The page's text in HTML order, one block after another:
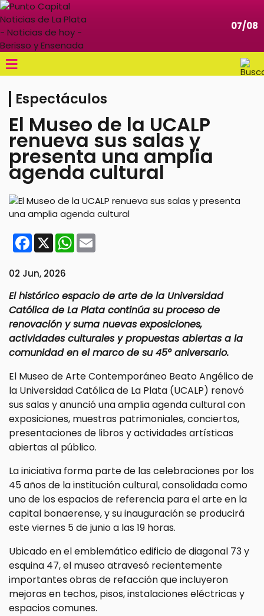
07/08
≡
Espectáculos
El Museo de la UCALP
renueva sus salas y
presenta una amplia
agenda cultural
Facebook
X WhatsApp
Email
02 Jun, 2026
El histórico espacio de arte de la Universidad
Católica de La Plata continúa su proceso de
renovación y suma nuevas exposiciones,
actividades culturales y propuestas abiertas a la
comunidad en el marco de su 45° aniversario.
El Museo de Arte Contemporáneo Beato Angélico de
la Universidad Católica de La Plata (UCALP) renovó
sus salas y anunció una amplia agenda cultural con
exposiciones, muestras patrimoniales, conciertos,
presentaciones de libros y actividades artísticas
abiertas al público.
La iniciativa forma parte de las celebraciones por los
45 años de la institución cultural, consolidada como
uno de los espacios de referencia para el arte en la
capital bonaerense, y su inauguración se producirá
este viernes 5 de junio a las 19 horas.
Ubicado en el emblemático edificio de diagonal 73 y
esquina 47, el museo atravesó recientemente
importantes obras de refacción que incluyeron
mejoras en techos, pisos, instalaciones eléctricas y
espacios comunes.